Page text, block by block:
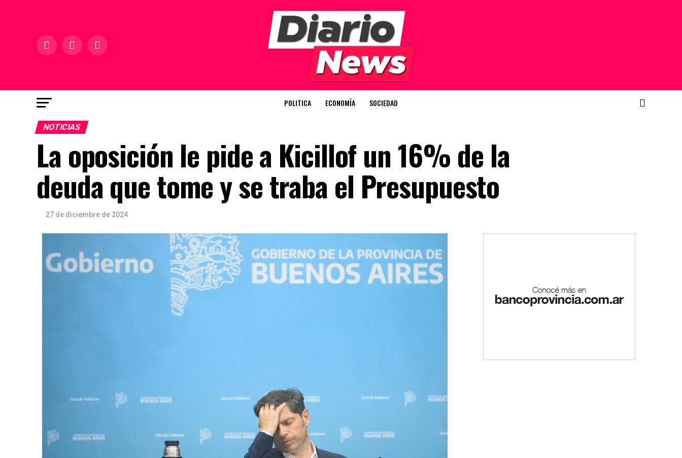
POLITICA ECONOMÍA SOCIEDAD
NOTICIAS
La oposición le pide a Kicillof un 16% de la
deuda que tome y se traba el Presupuesto
27 de diciembre de 2024